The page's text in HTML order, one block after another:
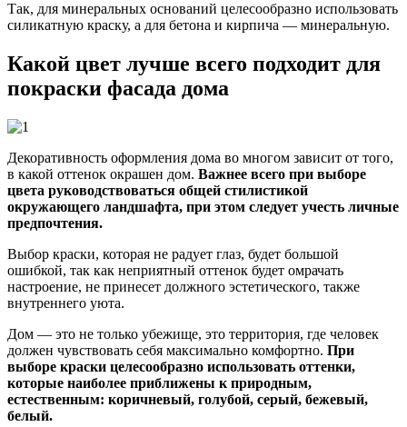
Так, для минеральных оснований целесообразно использовать
силикатную краску, а для бетона и кирпича — минеральную.
Какой цвет лучше всего подходит для
покраски фасада дома
Декоративность оформления дома во многом зависит от того,
в какой оттенок окрашен дом. Важнее всего при выборе
цвета руководствоваться общей стилистикой
окружающего ландшафта, при этом следует учесть личные
предпочтения.
Выбор краски, которая не радует глаз, будет большой
ошибкой, так как неприятный оттенок будет омрачать
настроение, не принесет должного эстетического, также
внутреннего уюта.
Дом — это не только убежище, это территория, где человек
должен чувствовать себя максимально комфортно. При
выборе краски целесообразно использовать оттенки,
которые наиболее приближены к природным,
естественным: коричневый, голубой, серый, бежевый,
белый.